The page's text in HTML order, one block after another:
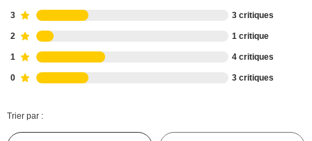
3 3 critiques
2 1 critique
1 4 critiques
0 3 critiques
Trier par :